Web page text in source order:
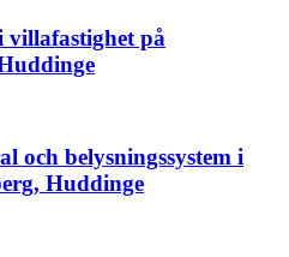
villafastighet på
och belysningssystem i
Huddinge